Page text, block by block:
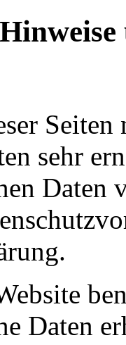
Seiten
sehr
Daten
Daten